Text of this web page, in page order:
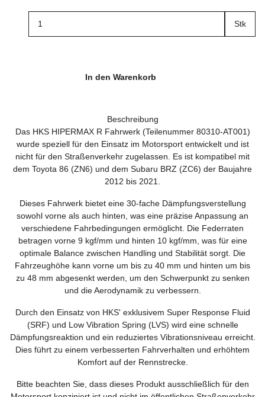
Stk
In den Warenkorb
Beschreibung
Das HKS HIPERMAX R Fahrwerk (Teilenummer 80310-AT001)
wurde speziell für den Einsatz im Motorsport entwickelt und ist
nicht für den Straßenverkehr zugelassen. Es ist kompatibel mit
dem Toyota 86 (ZN6) und dem Subaru BRZ (ZC6) der Baujahre
2012 bis 2021.
Dieses Fahrwerk bietet eine 30-fache Dämpfungsverstellung
sowohl vorne als auch hinten, was eine präzise Anpassung an
verschiedene Fahrbedingungen ermöglicht. Die Federraten
betragen vorne 9 kgf/mm und hinten 10 kgf/mm, was für eine
optimale Balance zwischen Handling und Stabilität sorgt. Die
Fahrzeughöhe kann vorne um bis zu 40 mm und hinten um bis
zu 48 mm abgesenkt werden, um den Schwerpunkt zu senken
und die Aerodynamik zu verbessern.
Durch den Einsatz von HKS' exklusivem Super Response Fluid
(SRF) und Low Vibration Spring (LVS) wird eine schnelle
Dämpfungsreaktion und ein reduziertes Vibrationsniveau erreicht.
Dies führt zu einem verbesserten Fahrverhalten und erhöhtem
Komfort auf der Rennstrecke.
Bitte beachten Sie, dass dieses Produkt ausschließlich für den